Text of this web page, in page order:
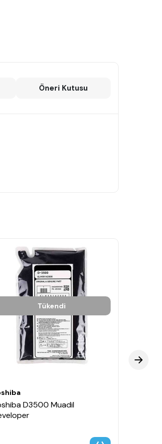
Öneri Kutusu
Tükendi
D3500 Muadil